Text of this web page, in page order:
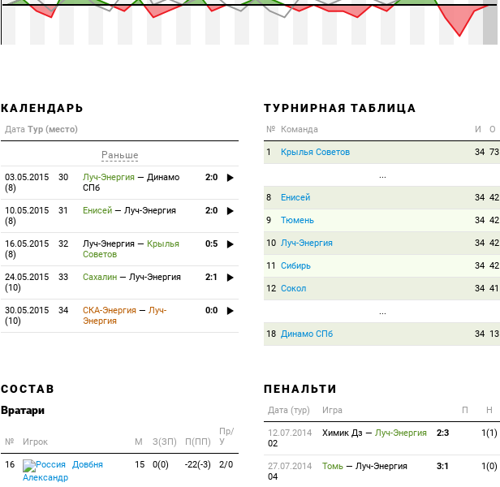
КАЛЕНДАРЬ
Дата Тур (место)
Раньше
03.05.2015
30
(8)
Луч-Энергия — Динамо
СПб
2:0
10.05.2015
31
(8)
Енисей — Луч-Энергия 2:0
16.05.2015
32
(8)
Луч-Энергия — Крылья
Советов
0:5
24.05.2015
33
(10)
Сахалин — Луч-Энергия 2:1
30.05.2015
34
(10)
СКА-Энергия — Луч-
Энергия
0:0
ТУРНИРНАЯ ТАБЛИЦА
№ Команда И О
1 Крылья Советов 34 73
...
8 Енисей 34 42
9 Тюмень 34 42
10 Луч-Энергия 34 42
11 Сибирь 34 42
12 Сокол 34 41
...
18 Динамо СПб 34 13
СОСТАВ
Вратари
№ Игрок M З(ЗП) П(ПП)
Пр/
У
16
Довбня
Александр
15 0(0) -22(-3) 2/0
ПЕНАЛЬТИ
Дата (тур) Игра П Н
12.07.2014
02
Химик Дз — Луч-Энергия 2:3 1(1)
27.07.2014
04
Томь — Луч-Энергия 3:1 1(0)